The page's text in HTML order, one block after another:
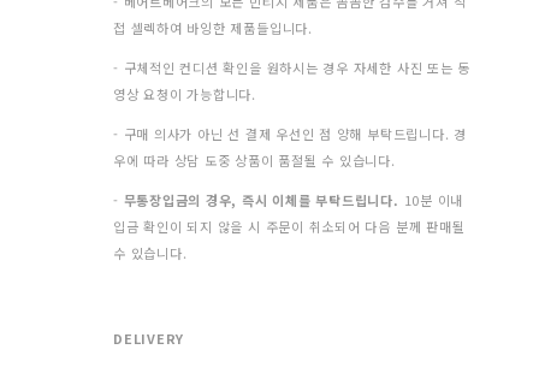
접 셀렉하여 바잉한 제품들입니다.
- 구체적인 컨디션 확인을 원하시는 경우 자세한 사진 또는 동
영상 요청이 가능합니다.
- 구매 의사가 아닌 선 결제 우선인 점 양해 부탁드립니다. 경
우에 따라 상담 도중 상품이 품절될 수 있습니다.
- 무통장입금의 경우, 즉시 이체를 부탁드립니다. 10분 이내
입금 확인이 되지 않을 시 주문이 취소되어 다음 분께 판매될
수 있습니다.
DELIVERY